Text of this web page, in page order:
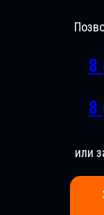
8
8
или